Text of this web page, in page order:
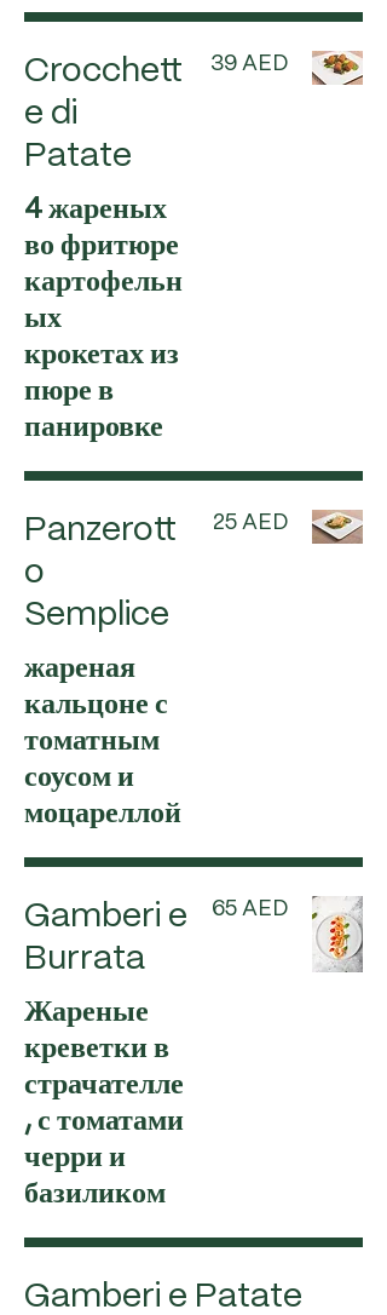
Crocchett
e di
Patate
4 жареных
во фритюре
картофельн
ых
крокетах из
пюре в
панировке
39 AED
Panzerott
o
Semplice
жареная
кальцоне с
томатным
соусом и
моцареллой
25 AED
Gamberi e
Burrata
Жареные
креветки в
страчателле
, с томатами
черри и
базиликом
65 AED
Gamberi e Patate